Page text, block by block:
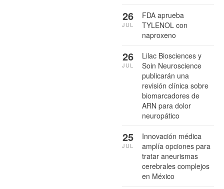
FDA aprueba
TYLENOL con
naproxeno
26
JUL
Lilac Biosciences y
Soin Neuroscience
publicarán una
revisión clínica sobre
biomarcadores de
ARN para dolor
neuropático
26
JUL
Innovación médica
amplía opciones para
tratar aneurismas
cerebrales complejos
en México
25
JUL